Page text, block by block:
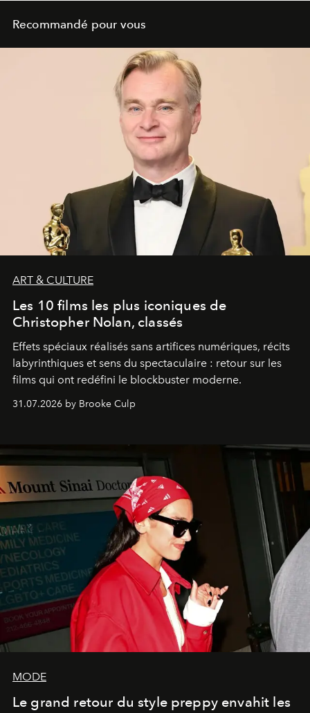
Recommandé pour vous
ART & CULTURE
Les 10 films les plus iconiques de
Christopher Nolan, classés
Effets spéciaux réalisés sans artifices numériques, récits
labyrinthiques et sens du spectaculaire : retour sur les
films qui ont redéfini le blockbuster moderne.
31.07.2026 by Brooke Culp
MODE
Le grand retour du style preppy envahit les